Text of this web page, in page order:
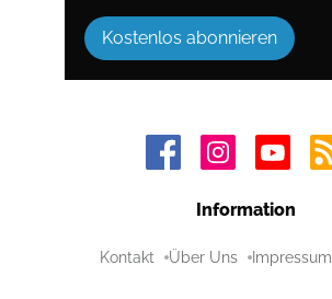
Kostenlos abonnieren
Information
Kontakt Über Uns Impressum